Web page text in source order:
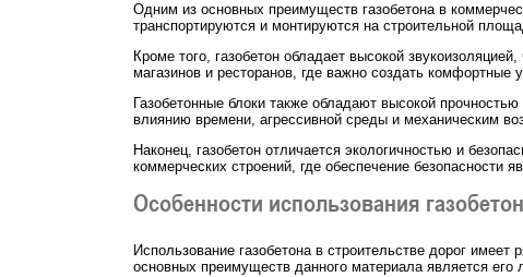
Одним из основных преимуществ газобетона в
транспортируются и монтируются на строительной
Кроме того, газобетон обладает высокой
магазинов и ресторанов, где важно создать
Газобетонные блоки также обладают высокой
влиянию времени, агрессивной среды и механическим
Наконец, газобетон отличается экологичностью и
коммерческих строений, где обеспечение безопасности
Особенности использования
Использование газобетона в строительстве дорог
основных преимуществ данного материала является его